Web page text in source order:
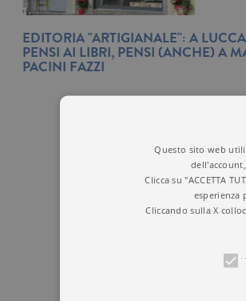
EDITORIA "ARTIGIANALE": A
PENSI AI LIBRI, PENSI (ANCHE) A
PACINI FAZZI
Questo sito web
Clicca su "ACCETTA
esperienza
Cliccando sulla X